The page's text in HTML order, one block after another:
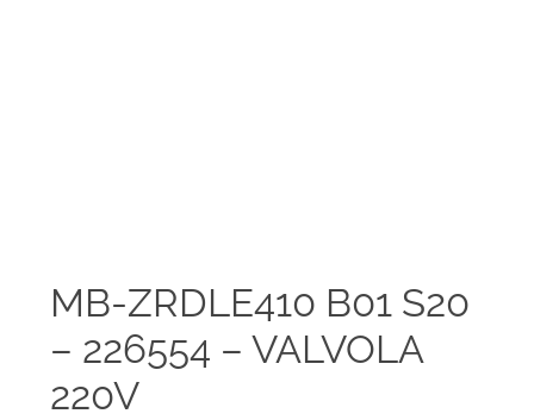
MB-ZRDLE410 B01 S20
– 226554 – VALVOLA
220V